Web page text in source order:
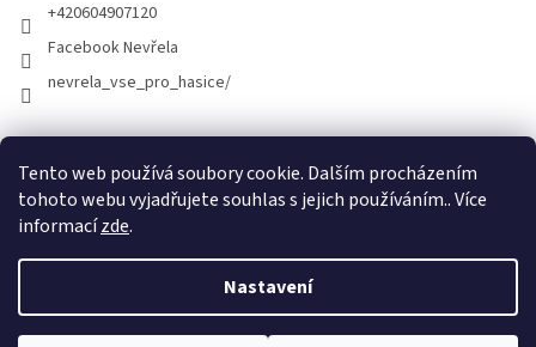
Tento web používá soubory cookie. Dalším procházením
tohoto webu vyjadřujete souhlas s jejich používáním.. Více
informacízde.
Nastavení
+420604907120
Facebook Nevřela
nevrela_vse_pro_hasice/
Vytvořil Shoptet